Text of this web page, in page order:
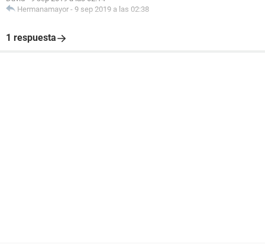
Hermanamayor - 9 sep 2019 a las 02:38
1 respuesta